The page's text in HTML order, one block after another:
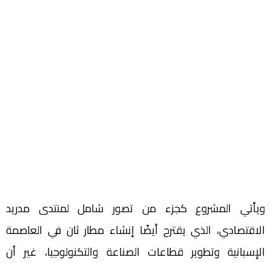
ويأتي المشروع كجزء من تصور شامل لمنتدى مدريد
الاقتصادي، الذي يقترح أيضًا إنشاء مطار ثان في العاصمة
الإسبانية وتطوير قطاعات الصناعة والتكنولوجيا، غير أن